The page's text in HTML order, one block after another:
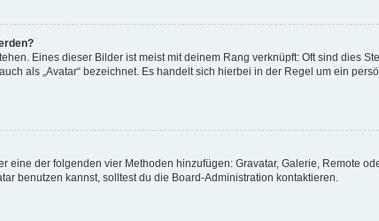
Eines dieser Bilder ist meist mit deinem Rang verknüpft: Oft sind dies
als „Avatar“ bezeichnet. Es handelt sich hierbei in der Regel um ein
eine der folgenden vier Methoden hinzufügen: Gravatar, Galerie, Remote
benutzen kannst, solltest du die Board-Administration kontaktieren.